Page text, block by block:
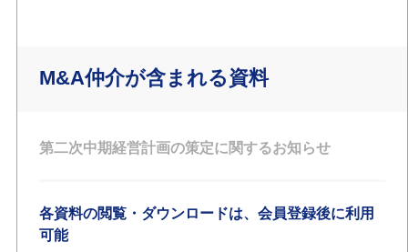
M&A仲介が含まれる資料
第二次中期経営計画の策定に関するお知らせ
各資料の閲覧・ダウンロードは、会員登録後に利用
可能